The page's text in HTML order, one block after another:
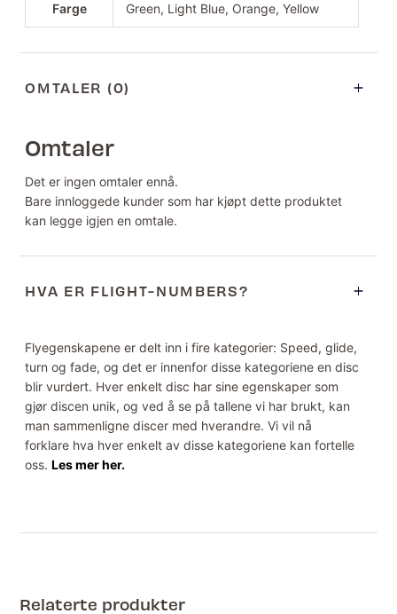
Farge Green, Light Blue, Orange, Yellow
OMTALER (0)
Omtaler
Det er ingen omtaler ennå.
Bare innloggede kunder som har kjøpt dette produktet
kan legge igjen en omtale.
HVA ER FLIGHT-NUMBERS?
Flyegenskapene er delt inn i fire kategorier: Speed, glide,
turn og fade, og det er innenfor disse kategoriene en disc
blir vurdert. Hver enkelt disc har sine egenskaper som
gjør discen unik, og ved å se på tallene vi har brukt, kan
man sammenligne discer med hverandre. Vi vil nå
forklare hva hver enkelt av disse kategoriene kan fortelle
oss.Les mer her.
Relaterte produkter